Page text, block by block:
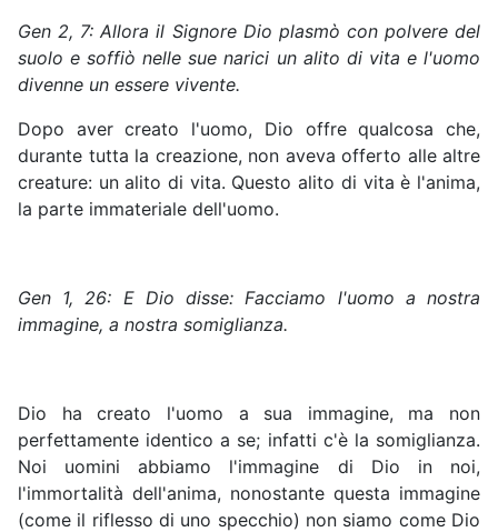
Gen 2, 7: Allora il Signore Dio plasmò con polvere del
suolo e soffiò nelle sue narici un alito di vita e l'uomo
divenne un essere vivente.
Dopo aver creato l'uomo, Dio offre qualcosa che,
durante tutta la creazione, non aveva offerto alle altre
creature: un alito di vita. Questo alito di vita è l'anima,
la parte immateriale dell'uomo.
Gen 1, 26: E Dio disse: Facciamo l'uomo a nostra
immagine, a nostra somiglianza.
Dio ha creato l'uomo a sua immagine, ma non
perfettamente identico a se; infatti c'è la somiglianza.
Noi uomini abbiamo l'immagine di Dio in noi,
l'immortalità dell'anima, nonostante questa immagine
(come il riflesso di uno specchio) non siamo come Dio